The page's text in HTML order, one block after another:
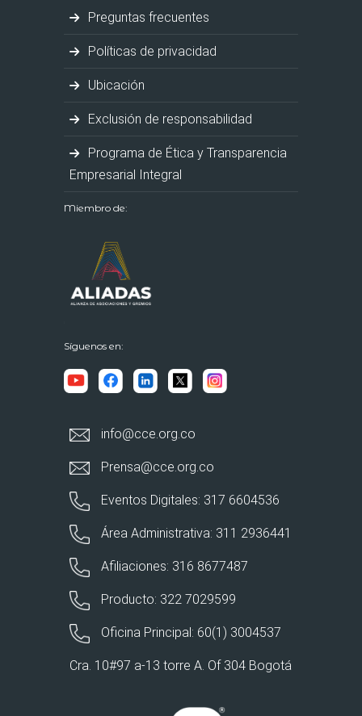
Preguntas frecuentes
Políticas de privacidad
Ubicación
Exclusión de responsabilidad
Programa de Ética y Transparencia
Empresarial Integral
Miembro de:
Síguenos en:
info@cce.org.co
Prensa@cce.org.co
Eventos Digitales: 317 6604536
Área Administrativa: 311 2936441
Afiliaciones: 316 8677487
Producto: 322 7029599
Oficina Principal: 60(1) 3004537
Cra. 10#97 a-13 torre A. Of 304 Bogotá